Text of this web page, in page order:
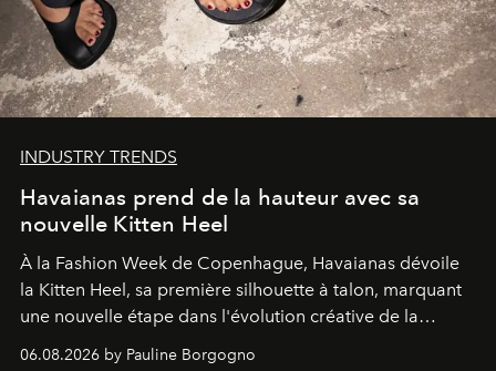
INDUSTRY TRENDS
Havaianas prend de la hauteur avec sa
nouvelle Kitten Heel
À la Fashion Week de Copenhague, Havaianas dévoile
la Kitten Heel, sa première silhouette à talon, marquant
une nouvelle étape dans l'évolution créative de la
06.08.2026 by Pauline Borgogno